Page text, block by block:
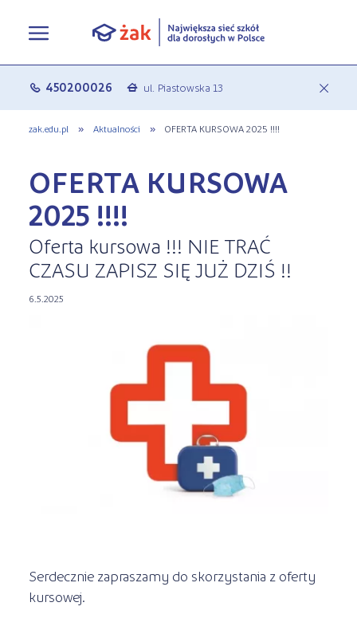
Oferta edukacyjna
Pełna oferta edukacyjna
Liceum ogólnokształcące dla
dorosłych
Szkoły policealne
Kursy stacjonarne
Rekrutacja
Rekrutacja on-line
Statuty
O nas
Nauka online w Żaku
Nasza działalność
Polityka prywatności
Aktualności
Leksykon zawodów
c 450200026 a ul. Piastowska 13
zak.edu.pl » Aktualności » OFERTA KURSOWA 2025 !!!!
OFERTA KURSOWA
2025 !!!!
Oferta kursowa !!! NIE TRAĆ
CZASU ZAPISZ SIĘ JUŻ DZIŚ !!
6.5.2025
Serdecznie zapraszamy do skorzystania z oferty
kursowej.